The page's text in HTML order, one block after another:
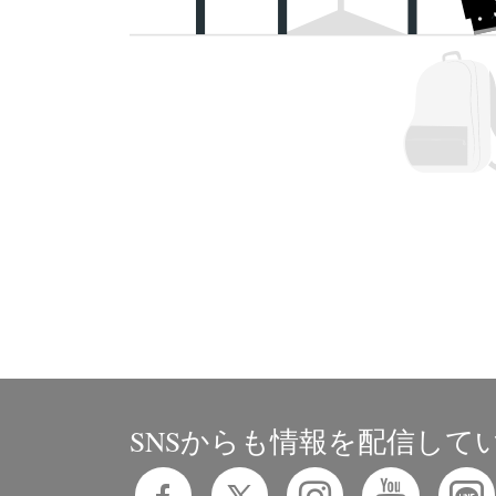
SNSからも情報を配信して